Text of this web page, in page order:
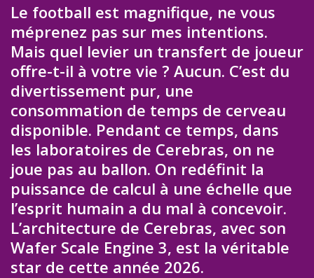
Le football est magnifique, ne vous
méprenez pas sur mes intentions.
Mais quel levier un transfert de joueur
offre-t-il à votre vie ? Aucun. C’est du
divertissement pur, une
consommation de temps de cerveau
disponible. Pendant ce temps, dans
les laboratoires de Cerebras, on ne
joue pas au ballon. On redéfinit la
puissance de calcul à une échelle que
l’esprit humain a du mal à concevoir.
L’architecture de Cerebras, avec son
Wafer Scale Engine 3, est la véritable
star de cette année 2026.